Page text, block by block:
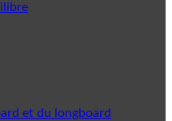
et du longboard